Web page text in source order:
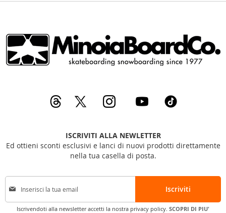
ISCRIVITI ALLA NEWLETTER
Ed ottieni sconti esclusivi e lanci di nuovi prodotti direttamente
nella tua casella di posta.
I
c
Iscriviti
Iscrivendoti alla newsletter accetti la nostra privacy policy. SCOPRI DI PIU'